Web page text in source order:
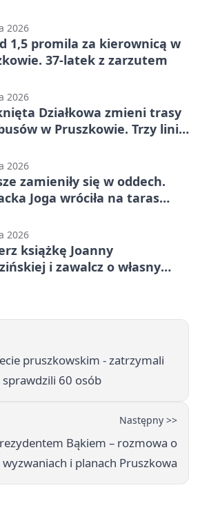
2026
1,5 promila za kierownicą w
37-latek z zarzutem
2026
Działkowa zmieni trasy
w Pruszkowie. Trzy linie
2026
zamieniły się w oddech.
Joga wróciła na taras
2026
książkę Joanny
i zawalcz o własny
pruszkowskim - zatrzymali
60 osób
Następny >>
Bąkiem – rozmowa o
wyzwaniach i planach Pruszkowa